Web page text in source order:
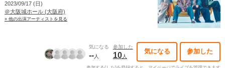
2023/09/17 (日)
＠大阪城ホール (大阪府)
» 他の出演アーティストを見る
気になる
--人
参加した
10人
気になる 参加した